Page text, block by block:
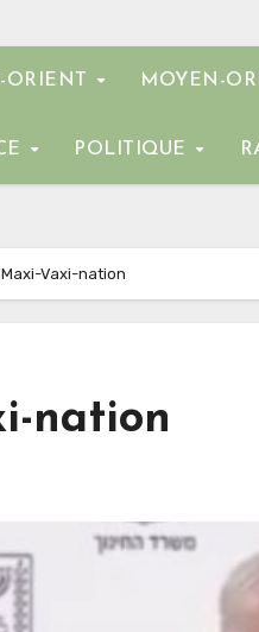
ORIENT MOYEN-
POLITIQUE
Vaxi-nation
nation